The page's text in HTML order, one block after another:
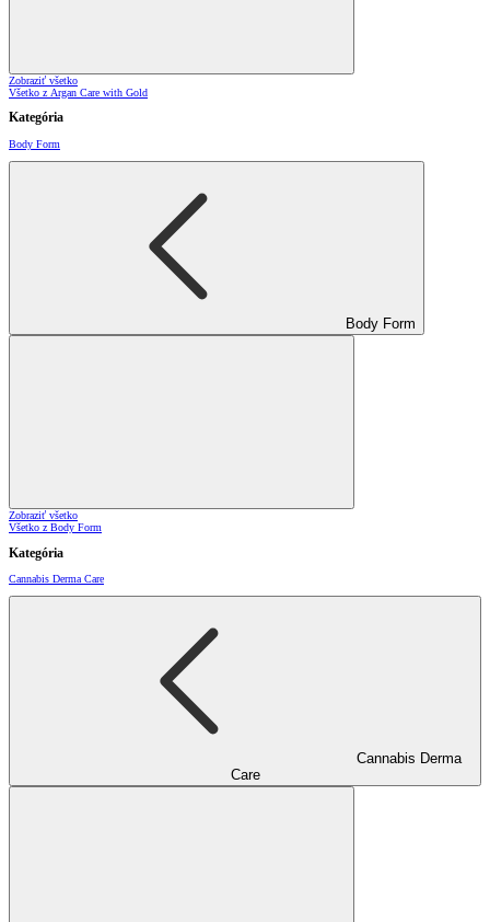
Zobraziť všetko
Všetko z Argan Care with Gold
Kategória
Body Form
Body Form
Zobraziť všetko
Všetko z Body Form
Kategória
Cannabis Derma Care
Cannabis Derma
Care